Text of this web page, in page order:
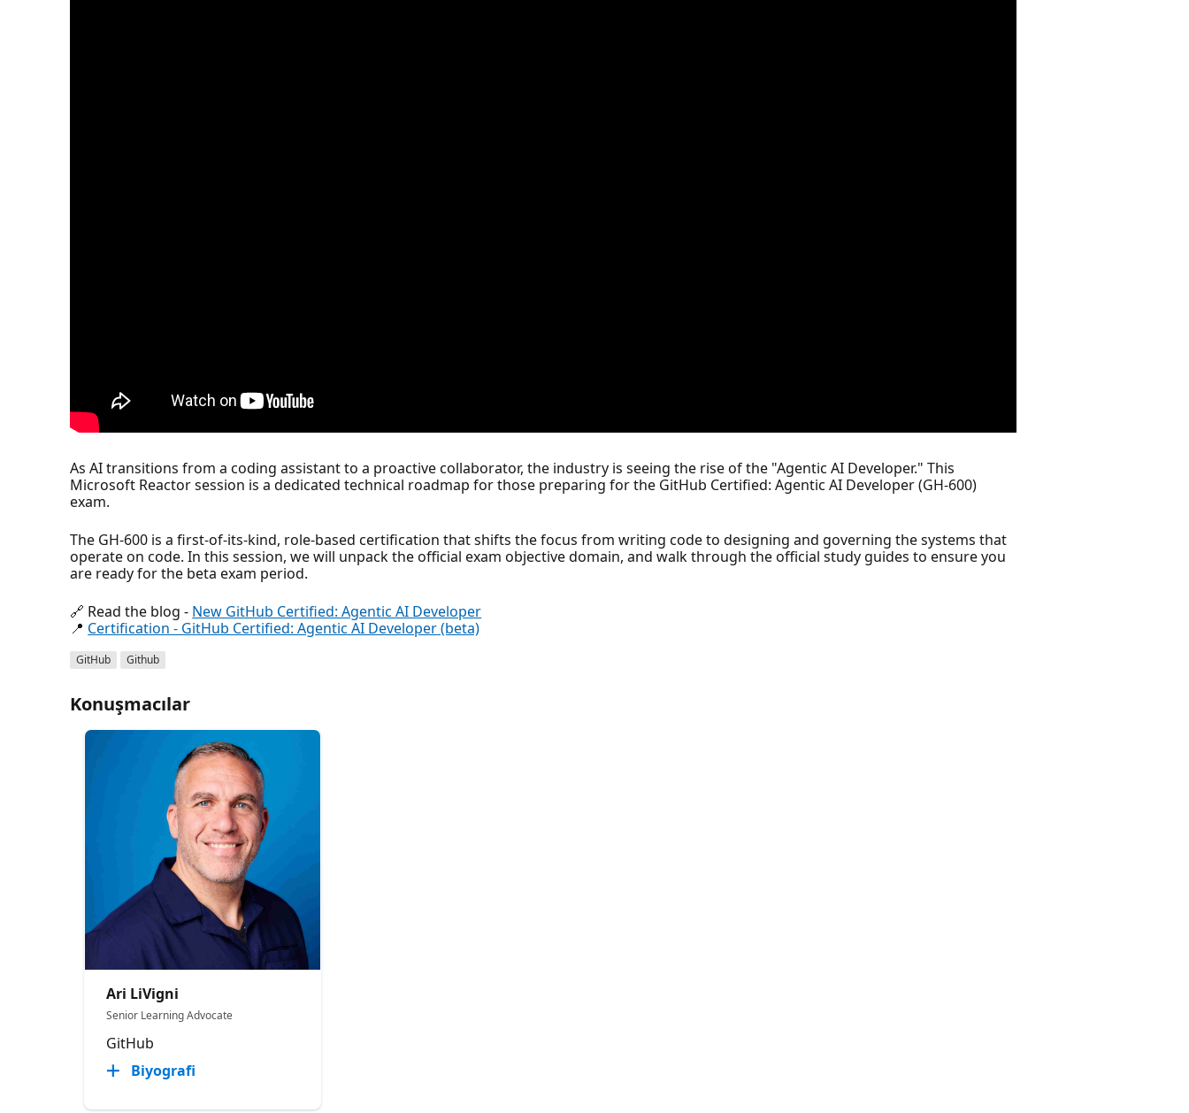
As AI transitions from a coding assistant to a proactive collaborator, the industry is seeing the rise of the "Agentic AI Developer." This
Microsoft Reactor session is a dedicated technical roadmap for those preparing for the GitHub Certified: Agentic AI Developer (GH-600)
exam.
The GH-600 is a first-of-its-kind, role-based certification that shifts the focus from writing code to designing and governing the systems that
operate on code. In this session, we will unpack the official exam objective domain, and walk through the official study guides to ensure you
are ready for the beta exam period.
🔗 Read the blog - New GitHub Certified: Agentic AI Developer
📍 Certification - GitHub Certified: Agentic AI Developer (beta)
GitHub Github
Konuşmacılar
Ari LiVigni
Senior Learning Advocate
GitHub
Biyografi